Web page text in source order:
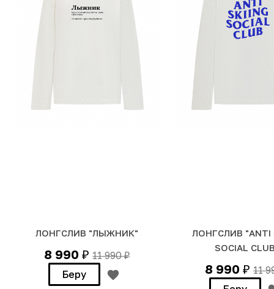
ЛОНГСЛИВ "ЛЫЖНИК"
8 990₽ 11 990₽
Беру
ЛОНГСЛИВ "ANTI
SOCIAL
8 990₽ 11